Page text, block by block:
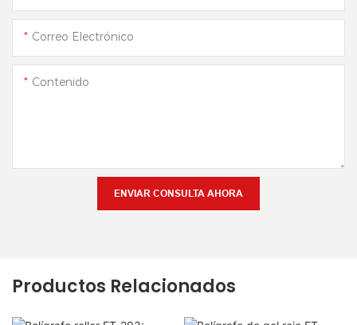
Correo Electrónico
Contenido
ENVIAR CONSULTA AHORA
Productos Relacionados